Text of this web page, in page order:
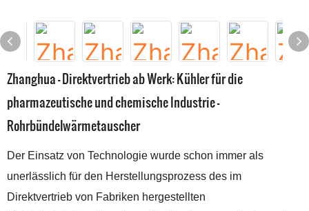
Zhanghua – Direktvertrieb ab Werk: Kühler für die
pharmazeutische und chemische Industrie –
Rohrbündelwärmetauscher
Der Einsatz von Technologie wurde schon immer als
unerlässlich für den Herstellungsprozess des im
Direktvertrieb von Fabriken hergestellten